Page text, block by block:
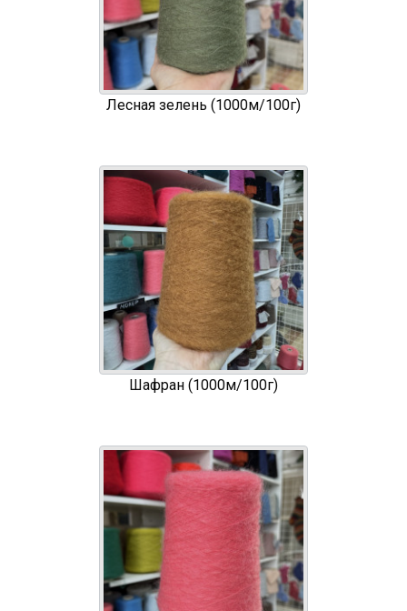
Лесная зелень (1000м/100г)
Шафран (1000м/100г)